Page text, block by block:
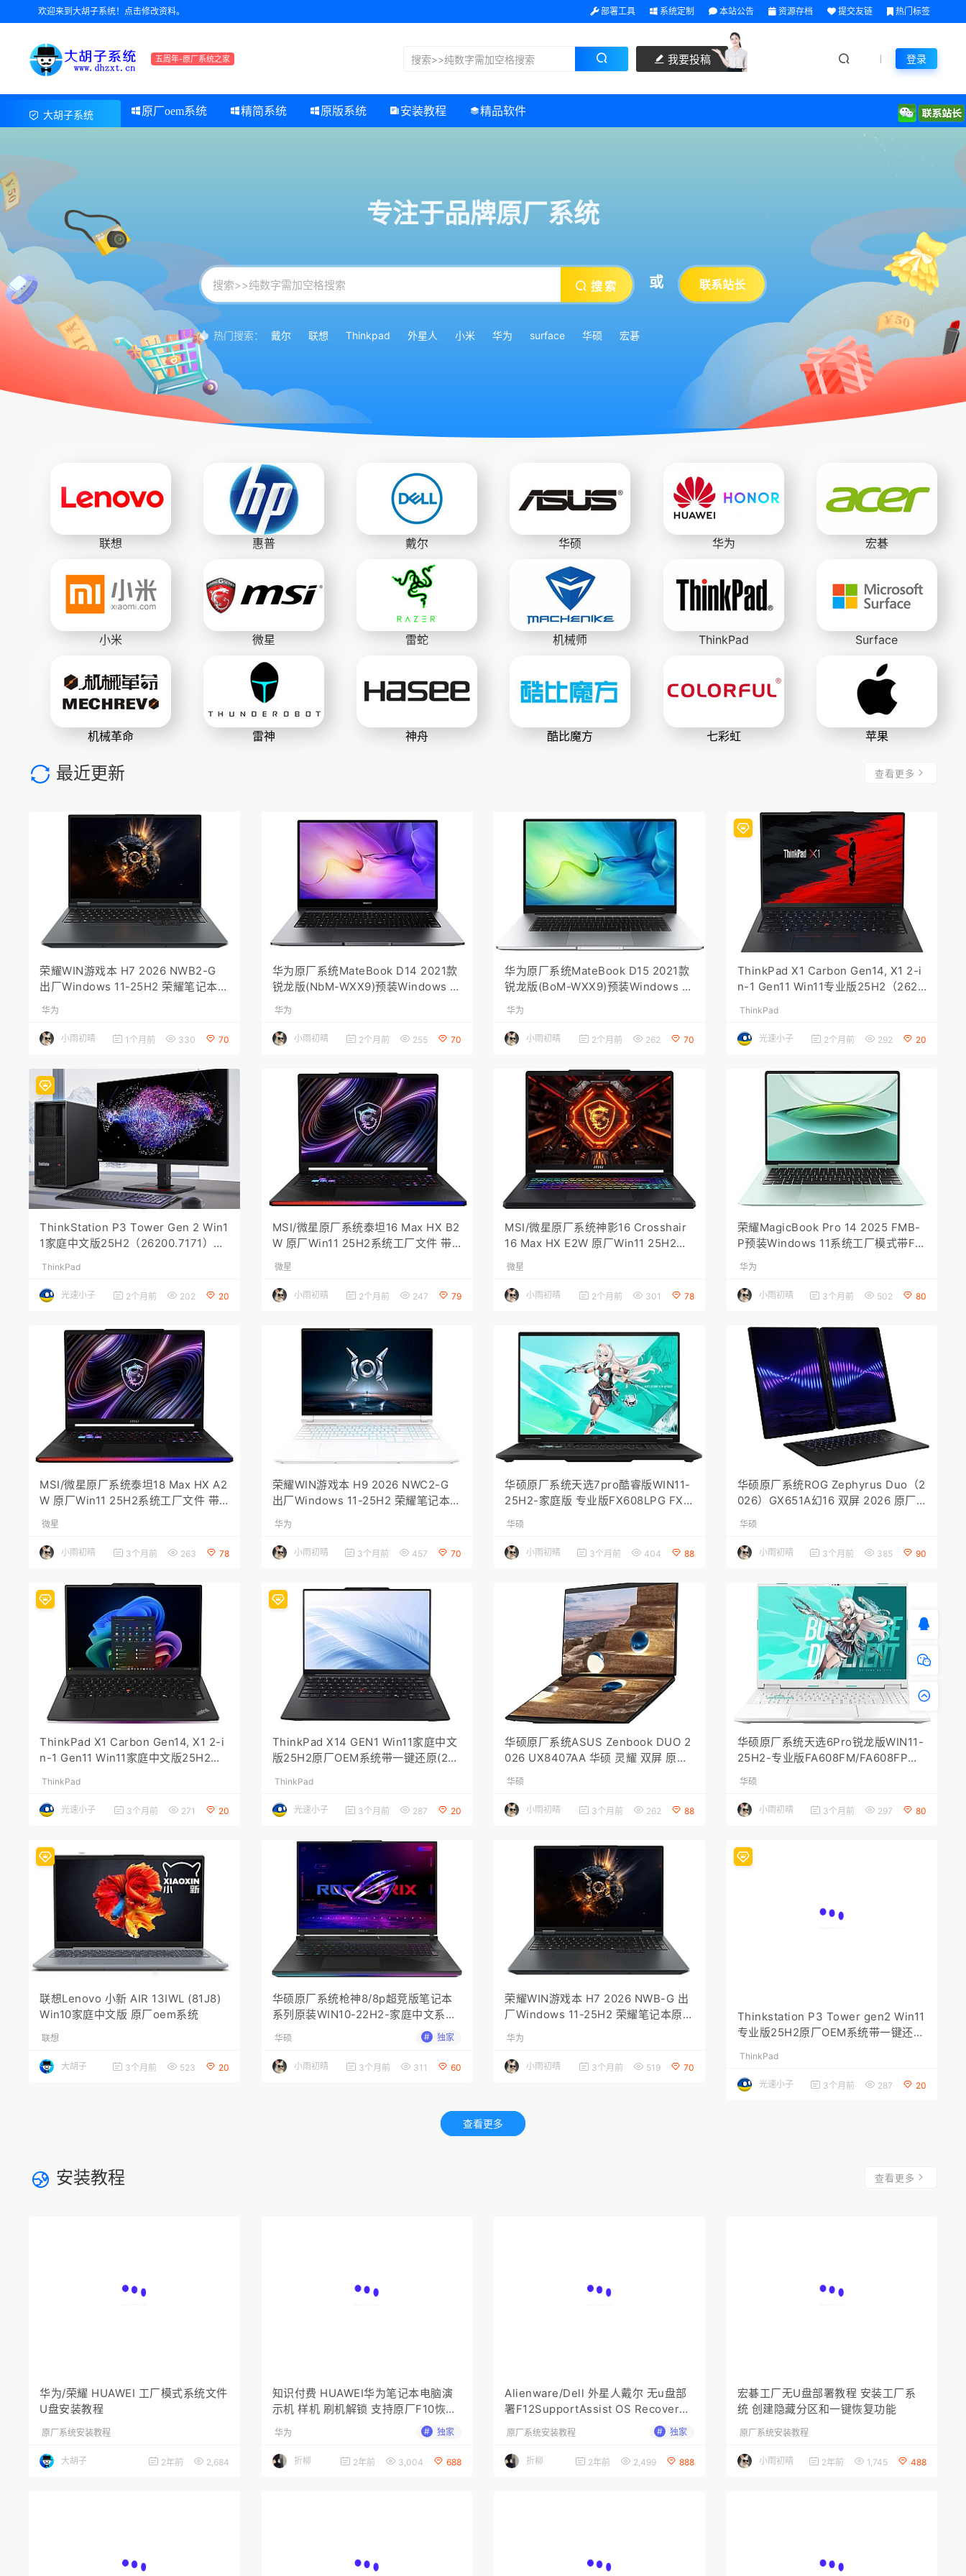
欢迎来到大胡子系统！点击修改资料。 部署工具 系统定制 本站公告 资源存档 提交友链 热门标签
五周年-原厂系统之家 我要投稿 登录
大胡子系统 原厂oem系统 精简系统 原版系统 安装教程 精品软件
专注于品牌原厂系统
搜索 或 联系站长
热门搜索： 戴尔 联想 Thinkpad 外星人 小米 华为 surface 华硕 宏碁
联想 惠普 戴尔 华硕 华为 宏碁
小米 微星 雷蛇 机械师 ThinkPad Surface
机械革命 雷神 神舟 酷比魔方 七彩虹 苹果
最近更新 查看更多
荣耀WIN游戏本 H7 2026 NWB2-G
出厂Windows 11-25H2 荣耀笔记本
华为
小雨初晴 1个月前 330 70
华为原厂系统MateBook D14 2021款
锐龙版(NbM-WXX9)预装Windows 11
华为
小雨初晴 2个月前 255 70
华为原厂系统MateBook D15 2021款
锐龙版(BoM-WXX9)预装Windows 11
华为
小雨初晴 2个月前 262 70
ThinkPad X1 Carbon Gen14, X1 2-i
n-1 Gen11 Win11专业版25H2（2620
ThinkPad
光速小子 2个月前 292 20
ThinkStation P3 Tower Gen 2 Win1
1家庭中文版25H2（26200.7171）原
ThinkPad
光速小子 2个月前 202 20
MSI/微星原厂系统泰坦16 Max HX B2
W 原厂Win11 25H2系统工厂文件 带
微星出厂F3一键还原
微星
小雨初晴 2个月前 247 79
MSI/微星原厂系统神影16 Crosshair
16 Max HX E2W 原厂Win11 25H2系
统带F3一键还原
微星
小雨初晴 2个月前 301 78
荣耀MagicBook Pro 14 2025 FMB-
P预装Windows 11系统工厂模式带F1
0智能还原
华为
小雨初晴 3个月前 502 80
MSI/微星原厂系统泰坦18 Max HX A2
W 原厂Win11 25H2系统工厂文件 带
微星出厂F3一键还原
微星
小雨初晴 3个月前 263 78
荣耀WIN游戏本 H9 2026 NWC2-G
出厂Windows 11-25H2 荣耀笔记本
原厂系统镜像
华为
小雨初晴 3个月前 457 70
华硕原厂系统天选7pro酷睿版WIN11-
25H2-家庭版 专业版FX608LPG FX6
08LMG工厂罐装模式带F12-ASUSRe
covery恢复功能
华硕
小雨初晴 3个月前 404 88
华硕原厂系统ROG Zephyrus Duo（2
026）GX651A幻16 双屏 2026 原厂
WIN11 25H2 系统 工厂罐装家庭版 专
业版 带 ASUSRecovery 一键还原
华硕
小雨初晴 3个月前 385 90
ThinkPad X1 Carbon Gen14, X1 2-i
n-1 Gen11 Win11家庭中文版25H2原
ThinkPad
光速小子 3个月前 271 20
ThinkPad X14 GEN1 Win11家庭中文
版25H2原厂OEM系统带一键还原(262
ThinkPad
光速小子 3个月前 287 20
华硕原厂系统ASUS Zenbook DUO 2
026 UX8407AA 华硕 灵耀 双屏 原厂
罐装带 ASUSRecovery 一键还原
华硕
小雨初晴 3个月前 262 88
华硕原厂系统天选6Pro锐龙版WIN11-
25H2-专业版FA608FM/FA608FP工
复功能
华硕
小雨初晴 3个月前 297 80
联想Lenovo 小新 AIR 13IWL (81J8)
Win10家庭中文版 原厂oem系统
联想
大胡子 3个月前 523 20
华硕原厂系统枪神8/8p超竞版笔记本
系列原装WIN10-22H2-家庭中文系统
非工厂模式不带ASUSRecovery功能
华硕 # 独家
小雨初晴 3个月前 311 60
荣耀WIN游戏本 H7 2026 NWB-G 出
厂Windows 11-25H2 荣耀笔记本原
厂系统镜像
华为
小雨初晴 3个月前 519 70
专业版25H2原厂OEM系统带一键还原
（26200.7171）
ThinkPad
原厂系统安装教程
系统
华为 # 独家
3,004 688
教程 带完美恢复本机所有sn教程(教程
+文件)
原厂系统安装教程 # 独家
2,499 888
原厂系统安装教程